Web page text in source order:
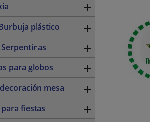

plástico 

para globos 
mesa 
fiestas 